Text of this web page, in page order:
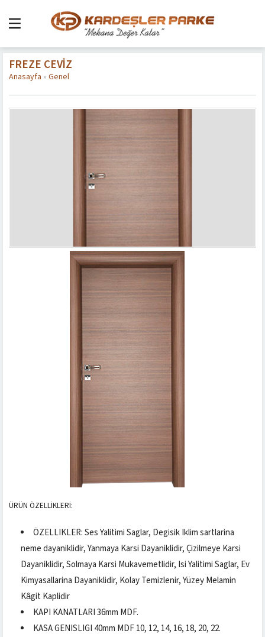
FREZE CEVIZ
Anasayfa » Genel
ÜRÜN ÖZELLİKLERİ:
ÖZELLIKLER: Ses Yalitimi Saglar, Degisik Iklim sartlarina
neme dayaniklidir, Yanmaya Karsi Dayaniklidir, Çizilmeye Karsi
Dayaniklidir, Solmaya Karsi Mukavemetlidir, Isi Yalitimi Saglar, Ev
Kimyasallarina Dayaniklidir, Kolay Temizlenir, Yüzey Melamin
Kâgit Kaplidir
KAPI KANATLARI 36mm MDF.
KASA GENISLIGI 40mm MDF 10, 12, 14, 16, 18, 20, 22.